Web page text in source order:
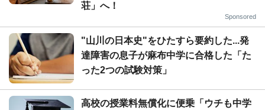
荘」へ！
Sponsored
"山川の日本史"をひたすら要約した...発
達障害の息子が麻布中学に合格した「た
った2つの試験対策」
高校の授業料無償化に便乗「ウチも中学